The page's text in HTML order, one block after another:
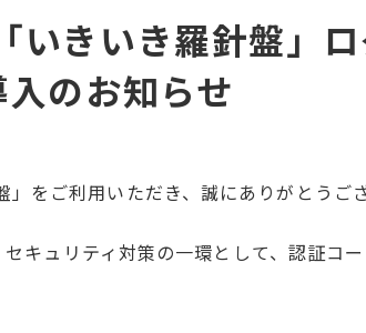
いきいき羅針盤」
入のお知らせ
をご利用いただき、誠にありがとうござ
キュリティ対策の一環として、認証コ